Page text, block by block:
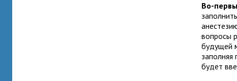
Во-
вопросы
будущей
заполняя
будет